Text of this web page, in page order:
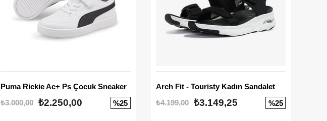
Puma Rickie Ac+ Ps Çocuk Sneaker
₺3.000,00 ₺2.250,00 %25
Arch Fit - Touristy Kadın Sandalet
₺4.199,00
₺3.149,25 %25